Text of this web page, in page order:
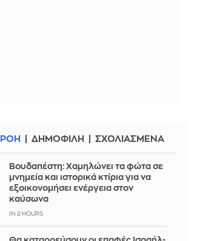
ΡΟΗ ΔΗΜΟΦΙΛΗ ΣΧΟΛΙΑΣΜΕΝΑ
Βουδαπέστη: Χαμηλώνει τα φώτα σε
μνημεία και ιστορικά κτίρια για να
εξοικονομήσει ενέργεια στον
καύσωνα
IN 2 HOURS